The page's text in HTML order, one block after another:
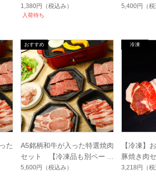
０ｇ
1,380円 （税込み）
入荷待ち
5,400円 （
た
A5銘柄和牛が入った特選焼肉
セット 【冷凍品も別ページ
にございます】
5,600円 （税込み）
【冷凍】
豚焼き肉
3,218円 （